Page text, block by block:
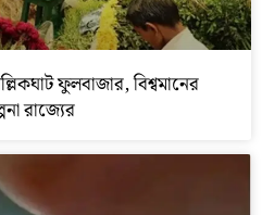
ফুলবাজার, বিশ্বমানের
রাজ্যের